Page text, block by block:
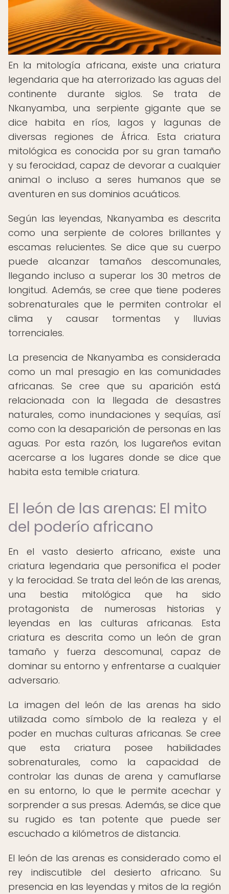
En la mitología africana, existe una criatura
legendaria que ha aterrorizado las aguas del
continente durante siglos. Se trata de
Nkanyamba, una serpiente gigante que se
dice habita en ríos, lagos y lagunas de
diversas regiones de África. Esta criatura
mitológica es conocida por su gran tamaño
y su ferocidad, capaz de devorar a cualquier
animal o incluso a seres humanos que se
aventuren en sus dominios acuáticos.
Según las leyendas, Nkanyamba es descrita
como una serpiente de colores brillantes y
escamas relucientes. Se dice que su cuerpo
puede alcanzar tamaños descomunales,
llegando incluso a superar los 30 metros de
longitud. Además, se cree que tiene poderes
sobrenaturales que le permiten controlar el
clima y causar tormentas y lluvias
torrenciales.
La presencia de Nkanyamba es considerada
como un mal presagio en las comunidades
africanas. Se cree que su aparición está
relacionada con la llegada de desastres
naturales, como inundaciones y sequías, así
como con la desaparición de personas en las
aguas. Por esta razón, los lugareños evitan
acercarse a los lugares donde se dice que
habita esta temible criatura.
El león de las arenas: El mito
del poderío africano
En el vasto desierto africano, existe una
criatura legendaria que personifica el poder
y la ferocidad. Se trata del león de las arenas,
una bestia mitológica que ha sido
protagonista de numerosas historias y
leyendas en las culturas africanas. Esta
criatura es descrita como un león de gran
tamaño y fuerza descomunal, capaz de
dominar su entorno y enfrentarse a cualquier
adversario.
La imagen del león de las arenas ha sido
utilizada como símbolo de la realeza y el
poder en muchas culturas africanas. Se cree
que esta criatura posee habilidades
sobrenaturales, como la capacidad de
controlar las dunas de arena y camuflarse
en su entorno, lo que le permite acechar y
sorprender a sus presas. Además, se dice que
su rugido es tan potente que puede ser
escuchado a kilómetros de distancia.
El león de las arenas es considerado como el
rey indiscutible del desierto africano. Su
presencia en las leyendas y mitos de la región